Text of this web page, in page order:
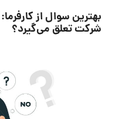
بهترین سوال از
شرکت تعلق می‌گیرد؟